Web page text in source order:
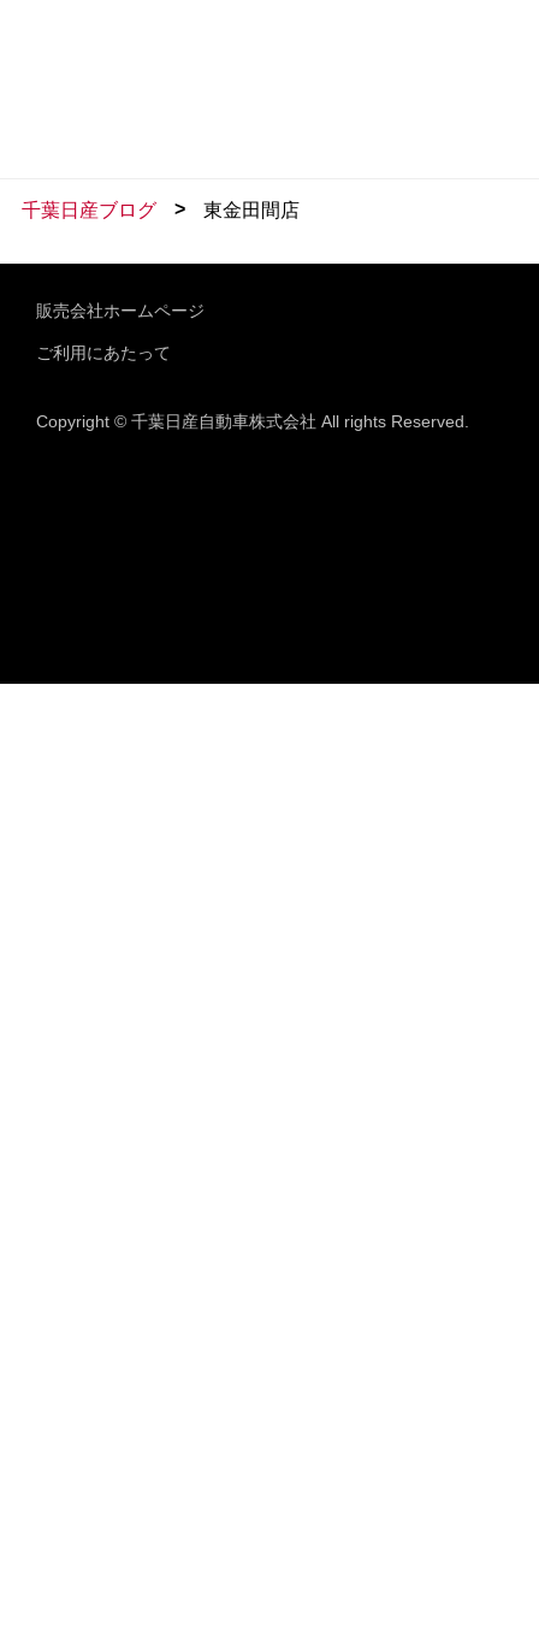
千葉日産ブログ > 東金田間店
販売会社ホームページ
ご利用にあたって
Copyright © 千葉日産自動車株式会社 All rights Reserved.